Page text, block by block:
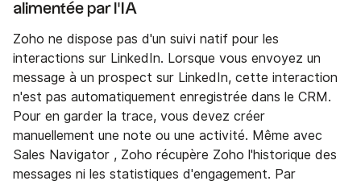
alimentée par l'IA
Zoho ne dispose pas d'un suivi natif pour les
interactions sur LinkedIn. Lorsque vous envoyez un
message à un prospect sur LinkedIn, cette interaction
n'est pas automatiquement enregistrée dans le CRM.
Pour en garder la trace, vous devez créer
manuellement une note ou une activité. Même avec
Sales Navigator , Zoho récupère Zoho l'historique des
messages ni les statistiques d'engagement. Par